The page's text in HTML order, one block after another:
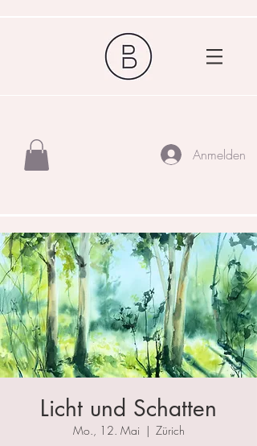
Anmelden
Licht und Schatten
Mo., 12. Mai
  |
Zürich